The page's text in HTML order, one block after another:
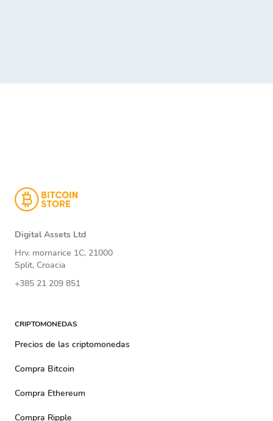
Digital Assets Ltd
Hrv. mornarice 1C, 21000
Split, Croacia
+385 21 209 851
CRIPTOMONEDAS
Precios de las criptomonedas
Compra Bitcoin
Compra Ethereum
Compra Ripple